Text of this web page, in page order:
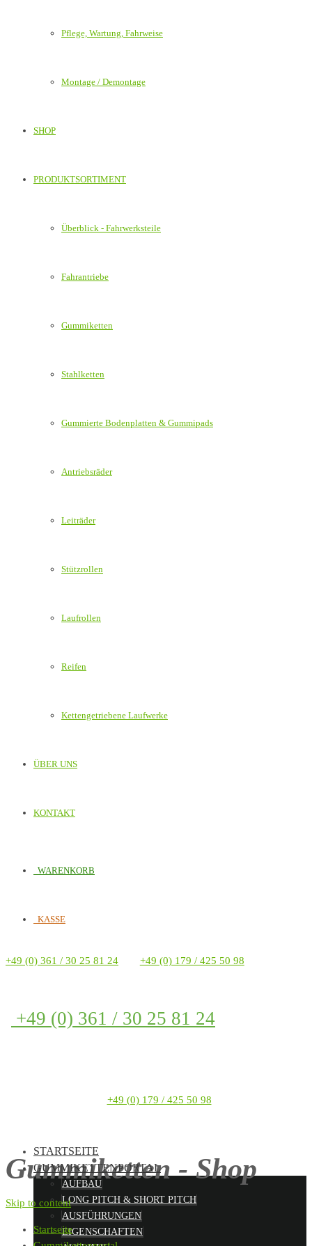
Pflege, Wartung, Fahrweise
Montage / Demontage
SHOP
PRODUKTSORTIMENT
Überblick - Fahrwerksteile
Fahrantriebe
Gummiketten
Stahlketten
Gummierte Bodenplatten & Gummipads
Antriebsräder
Leiträder
Stützrollen
Laufrollen
Reifen
Kettengetriebene Laufwerke
ÜBER UNS
KONTAKT
WARENKORB
KASSE
+49 (0) 361 / 30 25 81 24 +49 (0) 179 / 425 50 98
+49 (0) 361 / 30 25 81 24
+49 (0) 179 / 425 50 98
Gummiketten - Shop
STARTSEITE
GUMMIKETTENPORTAL
AUFBAU
LONG PITCH & SHORT PITCH
AUSFÜHRUNGEN
EIGENSCHAFTEN
Skip to content
Startseite